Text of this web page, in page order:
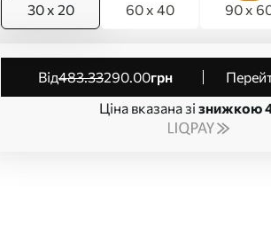
30 x 20 60 x 40 90 x
від483.33290.00грн
Ціна вказана зі знижкою